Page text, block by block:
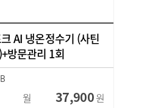
AI 냉온정수기 (사틴
방문관리 1회
월 37,900원